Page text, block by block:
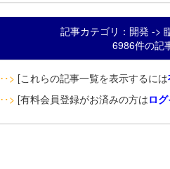
記事カテゴリ：開発 ->
6986件の記
‥> [これらの記事一覧を表示するには
‥> [有料会員登録がお済みの方はロ